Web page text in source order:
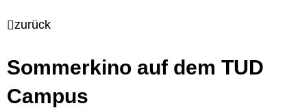
zurück
Sommerkino auf dem TUD
Campus